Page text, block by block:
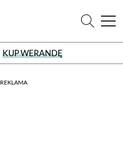
KUP WERANDĘ
REKLAMA